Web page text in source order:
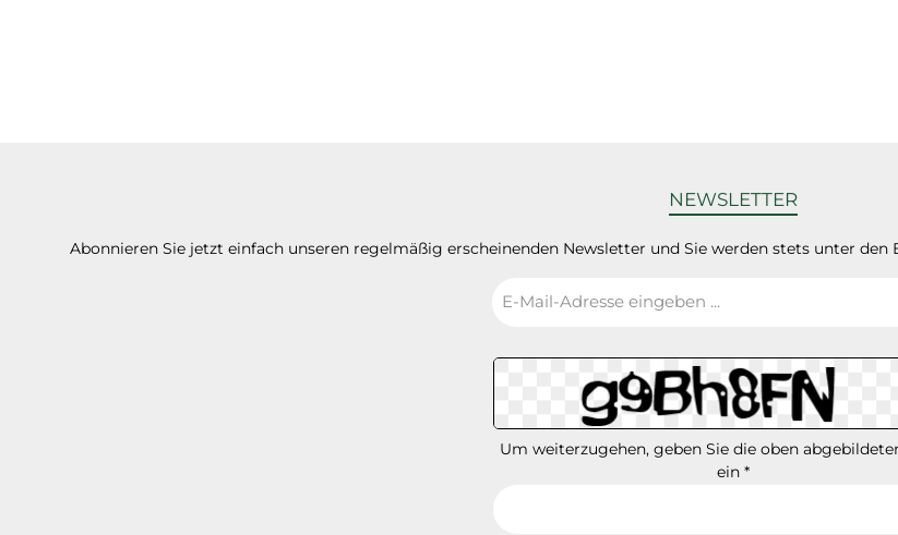
NEWSLETTER
Abonnieren Sie jetzt einfach unseren regelmäßig erscheinenden Newsletter und Sie werden stets unter
Mail-
*
Um weiterzugehen, geben Sie die oben
ein *